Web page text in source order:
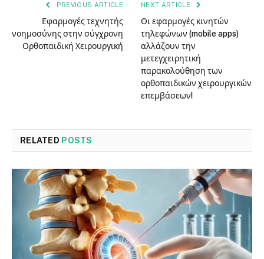
PREVIOUS ARTICLE
Εφαρμογές τεχνητής
νοημοσύνης στην σύγχρονη
Ορθοπαιδική Χειρουργική
NEXT ARTICLE
Οι εφαρμογές κινητών
τηλεφώνων (mobile apps)
αλλάζουν την
μετεγχειρητική
παρακολούθηση των
ορθοπαιδικών χειρουργικών
επεμβάσεων!
RELATED POSTS